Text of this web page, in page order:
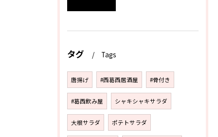
タグ Tags
唐揚げ #西葛西居酒屋 #骨付き
#葛西飲み屋 シャキシャキサラダ
大根サラダ ポテトサラダ